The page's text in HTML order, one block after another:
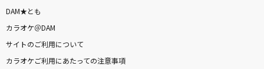
DAM★とも
カラオケ＠DAM
サイトのご利用について
カラオケご利用にあたっての注意事項